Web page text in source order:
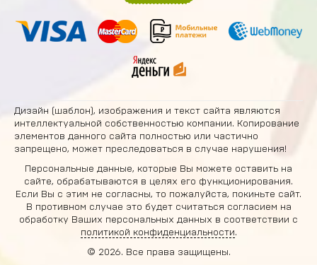
Дизайн (шаблон), изображения и текст сайта являются
интеллектуальной собственностью компании. Копирование
элементов данного сайта полностью или частично
запрещено, может преследоваться в случае нарушения!
Персональные данные, которые Вы можете оставить на
сайте, обрабатываются в целях его функционирования.
Если Вы с этим не согласны, то пожалуйста, покиньте сайт.
В противном случае это будет считаться согласием на
обработку Ваших персональных данных в соответствии с
политикой конфиденциальности.
© 2026. Все права защищены.